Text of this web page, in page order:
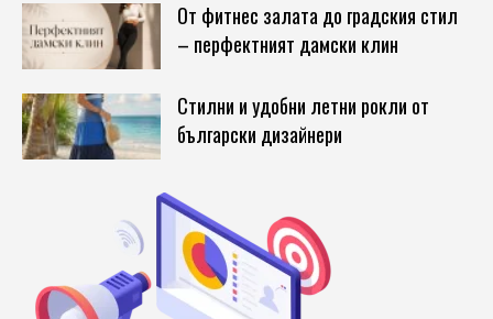
От фитнес залата до градския стил
– перфектният дамски клин
Стилни и удобни летни рокли от
български дизайнери